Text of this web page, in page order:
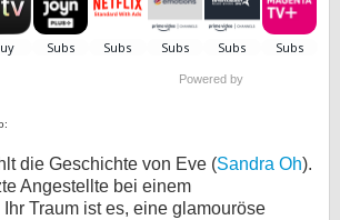
Powered by
die Geschichte von Eve (Sandra Oh).
Angestellte bei einem
Traum ist es, eine glamouröse